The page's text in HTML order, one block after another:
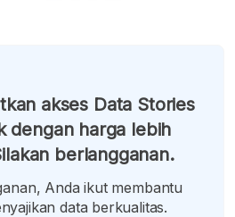
akses Data Stories
dengan harga lebih
berlangganan.
Anda ikut membantu
data berkualitas.